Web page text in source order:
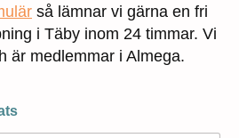
så lämnar vi gärna en fri
i Täby inom 24 timmar. Vi
är medlemmar i Almega.